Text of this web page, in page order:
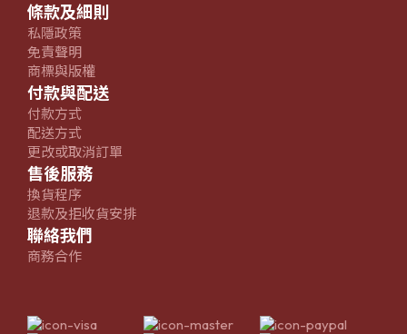
條款及細則
私隱政策
免責聲明
商標與版權
付款與配送
付款方式
配送方式
更改或取消訂單
售後服務
換貨程序
退款及拒收貨安排
聯絡我們
商務合作